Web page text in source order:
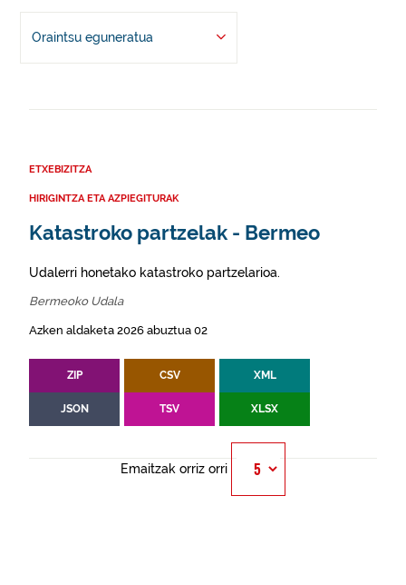
Oraintsu eguneratua
ETXEBIZITZA
HIRIGINTZA ETA AZPIEGITURAK
Katastroko partzelak - Bermeo
Udalerri honetako katastroko partzelarioa.
Bermeoko Udala
Azken aldaketa 2026 abuztua 02
ZIP CSV XML
JSON TSV XLSX
Emaitzak orriz orri